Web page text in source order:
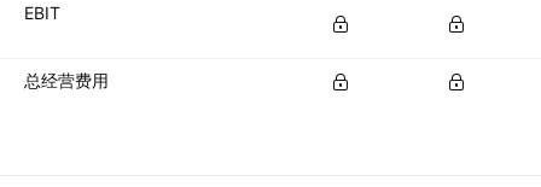
EBIT
总经营费用